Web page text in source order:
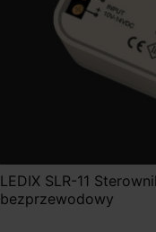
LEDIX SLR-11
bezprzewodowy